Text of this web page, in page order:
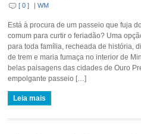
[ 0 ] |WM
Está à procura de um passeio que fuja do
comum para curtir o feriadão? Uma
para toda família, recheada de história,
de trem e maria fumaça no interior de
belas paisagens das cidades de Ouro
empolgante passeio […]
Leia mais